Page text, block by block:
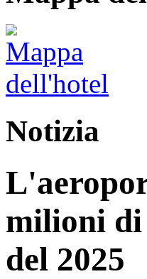
Notizia
milioni di
del 2025